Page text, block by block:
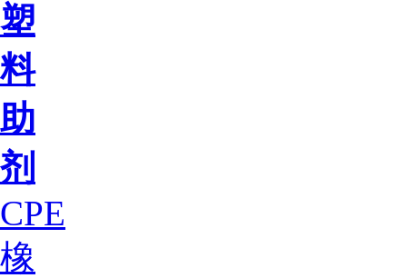
塑
料
助
剂
CPE
橡